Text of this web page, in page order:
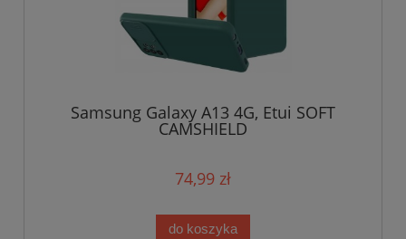
Samsung Galaxy A13 4G, Etui SOFT
CAMSHIELD
74,99 zł
do koszyka